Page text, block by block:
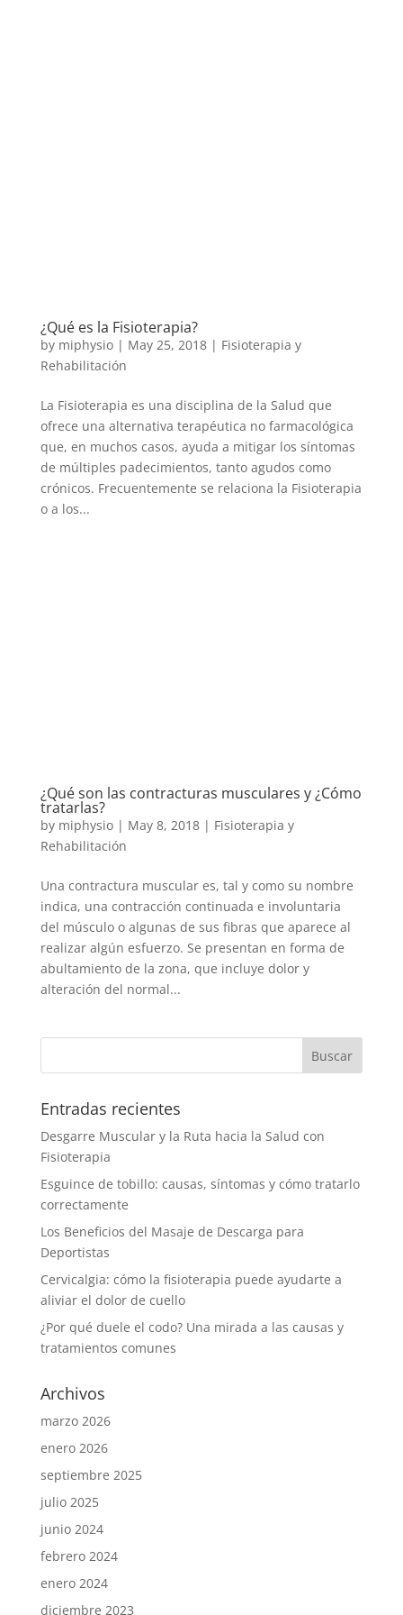
¿Qué es la Fisioterapia?
by miphysio| May 25, 2018| Fisioterapia y
Rehabilitación
La Fisioterapia es una disciplina de la Salud que
ofrece una alternativa terapéutica no farmacológica
que, en muchos casos, ayuda a mitigar los síntomas
de múltiples padecimientos, tanto agudos como
crónicos. Frecuentemente se relaciona la Fisioterapia
o a los...
¿Qué son las contracturas musculares y ¿Cómo
tratarlas?
by miphysio| May 8, 2018| Fisioterapia y
Rehabilitación
Una contractura muscular es, tal y como su nombre
indica, una contracción continuada e involuntaria
del músculo o algunas de sus fibras que aparece al
realizar algún esfuerzo. Se presentan en forma de
abultamiento de la zona, que incluye dolor y
alteración del normal...
Entradas recientes
Desgarre Muscular y la Ruta hacia la Salud con
Fisioterapia
Esguince de tobillo: causas, síntomas y cómo tratarlo
correctamente
Los Beneficios del Masaje de Descarga para
Deportistas
Cervicalgia: cómo la fisioterapia puede ayudarte a
aliviar el dolor de cuello
¿Por qué duele el codo? Una mirada a las causas y
tratamientos comunes
Archivos
marzo 2026
enero 2026
septiembre 2025
julio 2025
junio 2024
febrero 2024
enero 2024
diciembre 2023